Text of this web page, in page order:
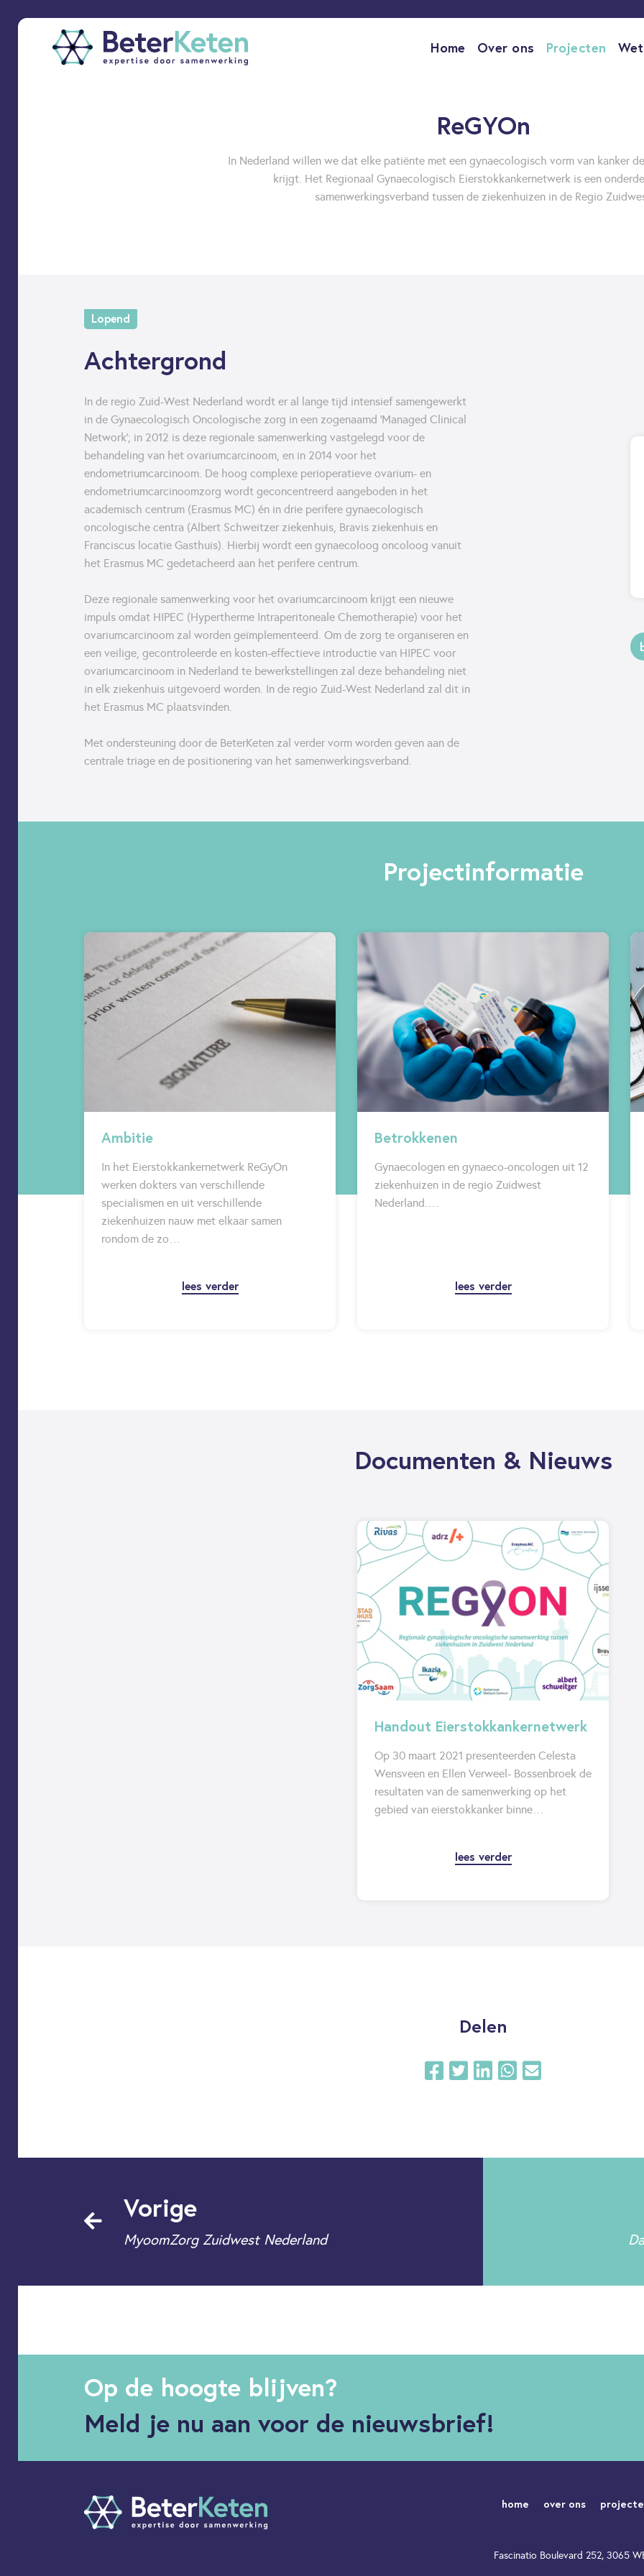
Home Over ons Projecten
ReGYOn
In Nederland willen we dat elke patiënte met een gynaecologisch vorm van kanker
krijgt. Het Regionaal Gynaecologisch Eierstokkankernetwerk is een
samenwerkingsverband tussen de ziekenhuizen in de Regio
Lopend
Achtergrond
In de regio Zuid-West Nederland wordt er al lange tijd intensief samengewerkt
in de Gynaecologisch Oncologische zorg in een zogenaamd ‘Managed Clinical
Network’; in 2012 is deze regionale samenwerking vastgelegd voor de
behandeling van het ovariumcarcinoom, en in 2014 voor het
endometriumcarcinoom. De hoog complexe perioperatieve ovarium- en
endometriumcarcinoomzorg wordt geconcentreerd aangeboden in het
academisch centrum (Erasmus MC) én in drie perifere gynaecologisch
oncologische centra (Albert Schweitzer ziekenhuis, Bravis ziekenhuis en
Franciscus locatie Gasthuis). Hierbij wordt een gynaecoloog oncoloog vanuit
het Erasmus MC gedetacheerd aan het perifere centrum.
Deze regionale samenwerking voor het ovariumcarcinoom krijgt een nieuwe
impuls omdat HIPEC (Hypertherme Intraperitoneale Chemotherapie) voor het
ovariumcarcinoom zal worden geïmplementeerd. Om de zorg te organiseren en
een veilige, gecontroleerde en kosten-effectieve introductie van HIPEC voor
ovariumcarcinoom in Nederland te bewerkstellingen zal deze behandeling niet
in elk ziekenhuis uitgevoerd worden. In de regio Zuid-West Nederland zal dit in
het Erasmus MC plaatsvinden.
Met ondersteuning door de BeterKeten zal verder vorm worden geven aan de
centrale triage en de positionering van het samenwerkingsverband.
Projectinformatie
Ambitie
In het Eierstokkankernetwerk ReGyOn
werken dokters van verschillende
specialismen en uit verschillende
ziekenhuizen nauw met elkaar samen
rondom de zo…
lees verder
Betrokkenen
Gynaecologen en gynaeco-oncologen uit 12
ziekenhuizen in de regio Zuidwest
Nederland.…
lees verder
Documenten & Nieuws
Handout Eierstokkankernetwerk
Op 30 maart 2021 presenteerden Celesta
Wensveen en Ellen Verweel- Bossenbroek de
resultaten van de samenwerking op het
gebied van eierstokkanker binne…
lees verder
Delen
Vorige
MyoomZorg Zuidwest Nederland
Op de hoogte blijven?
Meld je nu aan voor de nieuwsbrief!
home over ons
Fascinatio Boulevard 252, 3065